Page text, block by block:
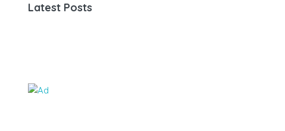
Latest Posts